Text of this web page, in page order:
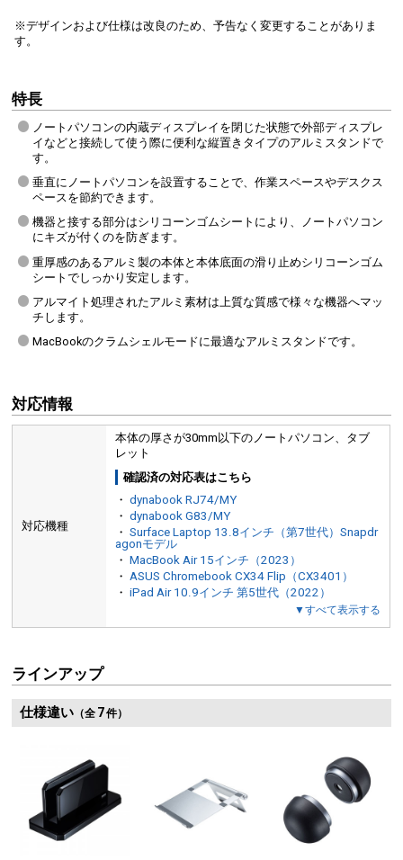
本体重量は約630g。ノートパソコンを出し入れしてもズレ
ない、安定感のある重さです。
デスクやノートパソコンの
シート付きです。
※デザインおよび仕様は改良のため、予告なく変更することがありま
す。
特長
ノートパソコンの内蔵ディスプレイを閉じた状態で外部ディスプレ
イなどと接続して使う際に便利な縦置きタイプのアルミスタンドで
す。
垂直にノートパソコンを設置することで、作業スペースやデスクス
ペースを節約できます。
機器と接する部分はシリコーンゴムシートにより、ノートパソコン
にキズが付くのを防ぎます。
重厚感のあるアルミ製の本体と本体底面の滑り止めシリコーンゴム
シートでしっかり安定します。
アルマイト処理されたアルミ素材は上質な質感で様々な機器へマッ
チします。
MacBookのクラムシェルモードに最適なアルミスタンドです。
対応情報
対応機種
本体の厚さが30mm以下のノートパソコン、タブ
レット
確認済の対応表はこちら
・dynabook RJ74/MY
・dynabook G83/MY
・Surface Laptop 13.8インチ（第7世代）Snapdr
agonモデル
・MacBook Air 15インチ（2023）
・ASUS Chromebook CX34 Flip（CX3401）
・iPad Air 10.9インチ 第5世代（2022）
▼すべて表示する
ラインアップ
仕様違い（全 7件）